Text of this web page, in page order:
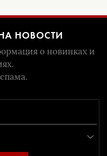
НОВОСТИ
о новинках и